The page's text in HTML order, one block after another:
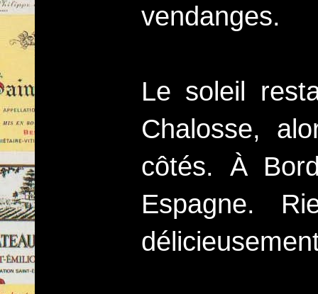
vendanges.
Le soleil
Chalosse,
côtés. À
Espagne.